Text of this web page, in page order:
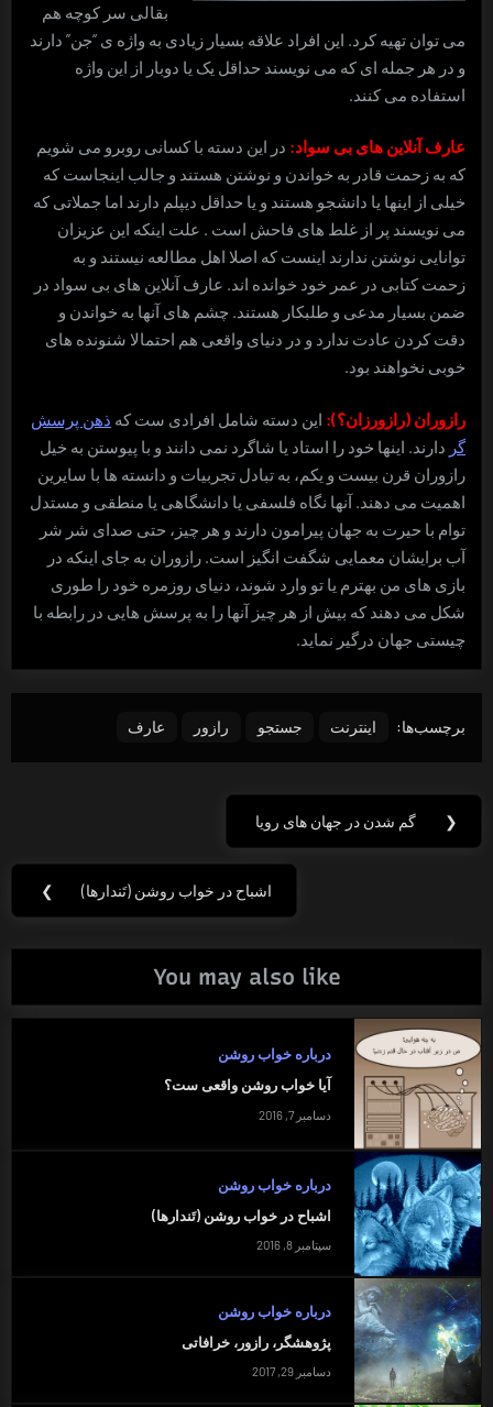
بقالی سر کوچه هم
می توان تهیه کرد. این افراد علاقه بسیار زیادی به واژه ی “جن” دارند
و در هر جمله ای که می نویسند حداقل یک یا دوبار از این واژه
استفاده می کنند.
عارف آنلاین های بی سواد: در این دسته با کسانی روبرو می شویم
که به زحمت قادر به خواندن و نوشتن هستند و جالب اینجاست که
خیلی از اینها یا دانشجو هستند و یا حداقل دیپلم دارند اما جملاتی که
می نویسند پر از غلط های فاحش است . علت اینکه این عزیزان
توانایی نوشتن ندارند اینست که اصلا اهل مطالعه نیستند و به
زحمت کتابی در عمر خود خوانده اند. عارف آنلاین های بی سواد در
ضمن بسیار مدعی و طلبکار هستند. چشم های آنها به خواندن و
دقت کردن عادت ندارد و در دنیای واقعی هم احتمالا شنونده های
خوبی نخواهند بود.
رازوران (رازورزان؟): این دسته شامل افرادی ست که ذهن پرسش
گر دارند. اینها خود را استاد یا شاگرد نمی دانند و با پیوستن به خیل
رازوران قرن بیست و یکم، به تبادل تجربیات و دانسته ها با سایرین
اهمیت می دهند. آنها نگاه فلسفی یا دانشگاهی یا منطقی و مستدل
توام با حیرت به جهان پیرامون دارند و هر چیز، حتی صدای شر شر
آب برایشان معمایی شگفت انگیز است. رازوران به جای اینکه در
بازی های من بهترم یا تو وارد شوند، دنیای روزمره خود را طوری
شکل می دهند که بیش از هر چیز آنها را به پرسش هایی در رابطه با
چیستی جهان درگیر نماید.
برچسب‌ها: اینترنت جستجو رازور عارف
راهبری
نوشته
❮
Previous
گم شدن در جهان های رویا
Next
اشباح در خواب روشن (تَندارها) ❯
You may also like
درباره خواب روشن
آیا خواب روشن واقعی ست؟
دسامبر 7, 2016
درباره خواب روشن
اشباح در خواب روشن (تَندارها)
سپتامبر 8, 2016
درباره خواب روشن
پژوهشگر، رازور، خرافاتی
دسامبر 29, 2017